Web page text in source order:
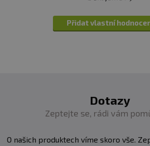
Přidat vlastní
Dotazy
Zeptejte se, rádi vám
O našich produktech víme skoro vše.